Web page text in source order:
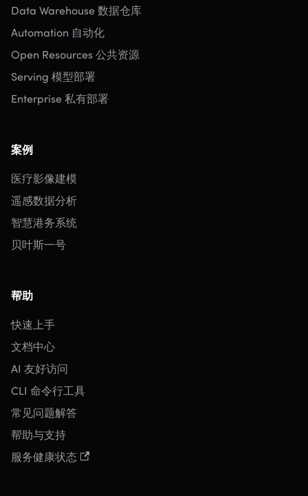
Data Warehouse 数据仓库
Automation 自动化
Open Resources 公共资源
Serving 模型部署
Enterprise 私有部署
案例
医疗影像建模
遥感数据分析
智慧港务系统
贝叶斯一号
帮助
快速上手
文档中心
AI 友好访问
CLI 命令行工具
常见问题解答
帮助与支持
服务健康状态